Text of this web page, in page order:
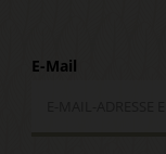
E-Mail